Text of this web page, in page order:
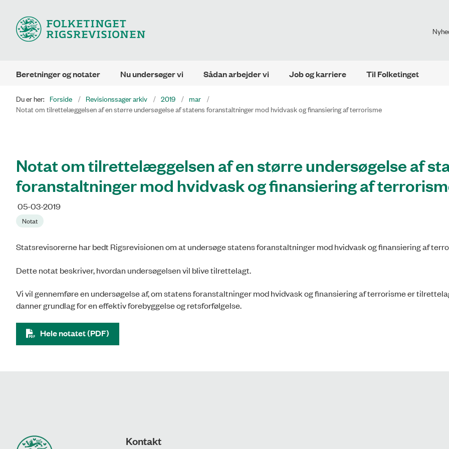
Beretninger og notater Nu undersøger vi Sådan arbejder vi Job og karriere Til Folketinget
Du er her: Forside Revisionssager arkiv 2019
mar
Notat om tilrettelæggelsen af en større undersøgelse af statens foranstaltninger mod hvidvask og finansiering af terrorisme
Notat om tilrettelæggelsen af en større undersøgelse af
foranstaltninger mod hvidvask og finansiering af
05-03-2019
Notat
Statsrevisorerne har bedt Rigsrevisionen om at undersøge statens foranstaltninger mod hvidvask og finansiering af
Dette notat beskriver, hvordan undersøgelsen vil blive tilrettelagt.
Vi vil gennemføre en undersøgelse af, om statens foranstaltninger mod hvidvask og finansiering af terrorisme er
danner grundlag for en effektiv forebyggelse og retsforfølgelse.
Hele notatet (PDF)
Kontakt